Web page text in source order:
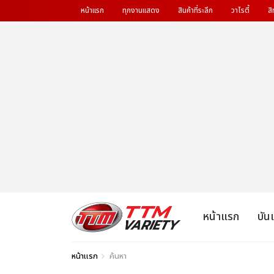
หน้าแรก ทุกงานแสดง สินค้าที่ระลึก วาไรตี้ สิ
หน้าแรก บัน
หน้าแรก ค้นหา